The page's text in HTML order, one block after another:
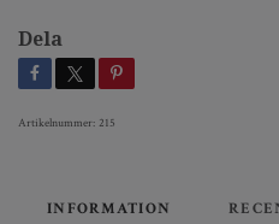
Dela
Artikelnummer: 215
INFORMATION